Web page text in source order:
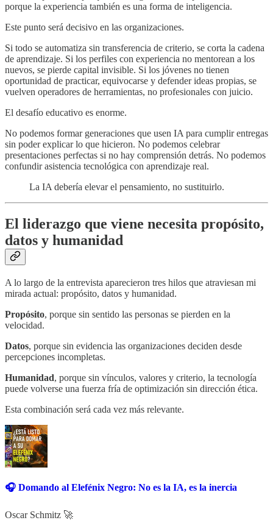
porque la experiencia también es una forma de inteligencia.
Este punto será decisivo en las organizaciones.
Si todo se automatiza sin transferencia de criterio, se corta la cadena
de aprendizaje. Si los perfiles con experiencia no mentorean a los
nuevos, se pierde capital invisible. Si los jóvenes no tienen
oportunidad de practicar, equivocarse y defender ideas propias, se
vuelven operadores de herramientas, no profesionales con juicio.
El desafío educativo es enorme.
No podemos formar generaciones que usen IA para cumplir entregas
sin poder explicar lo que hicieron. No podemos celebrar
presentaciones perfectas si no hay comprensión detrás. No podemos
confundir asistencia tecnológica con aprendizaje real.
La IA debería elevar el pensamiento, no sustituirlo.
El liderazgo que viene necesita propósito,
datos y humanidad
A lo largo de la entrevista aparecieron tres hilos que atraviesan mi
mirada actual: propósito, datos y humanidad.
Propósito, porque sin sentido las personas se pierden en la
velocidad.
Datos, porque sin evidencia las organizaciones deciden desde
percepciones incompletas.
Humanidad, porque sin vínculos, valores y criterio, la tecnología
puede volverse una fuerza fría de optimización sin dirección ética.
Esta combinación será cada vez más relevante.
🎧 Domando al Elefénix Negro: No es la IA, es la inercia
Oscar Schmitz 🚀